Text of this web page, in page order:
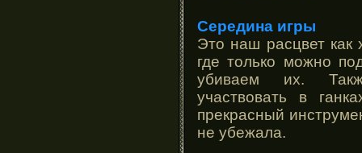
Середина игры
Это наш расцвет как
где только можно
убиваем их.
участвовать в
прекрасный
не убежала.